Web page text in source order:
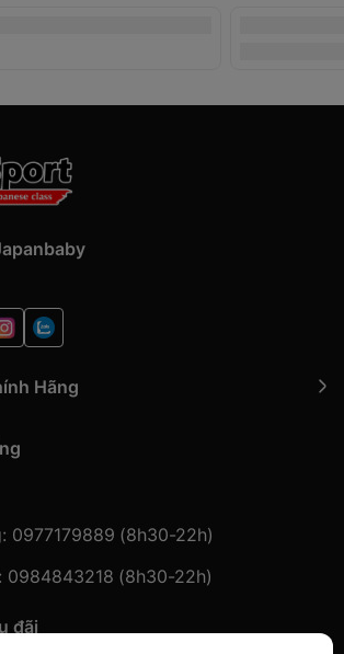
Hãng
0977179889 (8h30-22h)
0984843218 (8h30-22h)
đãi